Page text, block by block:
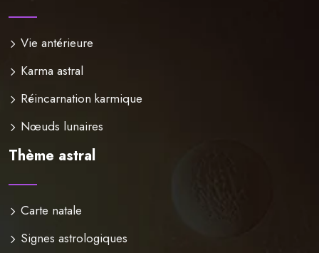
Vie antérieure
Karma astral
Réincarnation karmique
Nœuds lunaires
Thème astral
Carte natale
Signes astrologiques